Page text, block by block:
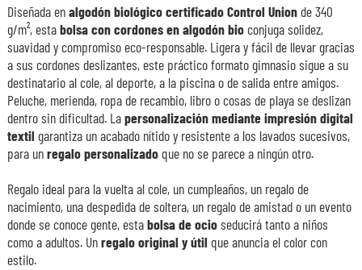
Diseñada enalgodón biológico certificado Control Unionde 340
g/m², estabolsa con cordones en algodón bioconjuga solidez,
suavidad y compromiso eco-responsable. Ligera y fácil de llevar gracias
a sus cordones deslizantes, este práctico formato gimnasio sigue a su
destinatario al cole, al deporte, a la piscina o de salida entre amigos.
Peluche, merienda, ropa de recambio, libro o cosas de playa se deslizan
dentro sin dificultad. Lapersonalización mediante impresión digital
textil garantiza un acabado nítido y resistente a los lavados sucesivos,
para unregalo personalizadoque no se parece a ningún otro.
Regalo ideal para la vuelta al cole, un cumpleaños, un regalo de
nacimiento, una despedida de soltera, un regalo de amistad o un evento
donde se conoce gente, estabolsa de ocioseducirá tanto a niños
como a adultos. Unregalo original y útil que anuncia el color con
estilo.